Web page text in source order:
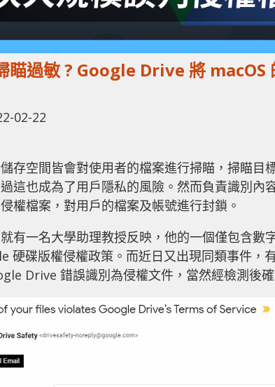
瞄過敏 ? Google Drive 將 macOS
02-22
存空間皆會對使用者的檔案進行掃瞄，掃瞄目
這也成為了用戶隱私的風險。然而負責識別內
權檔案，對用戶的檔案及帳號進行封鎖。
有一名大學助理教授反映，他的一個僅包含數
硬碟版權侵權政策。而近日又出現同類事件，
Drive 錯誤識別為侵權文件，當然經檢測後